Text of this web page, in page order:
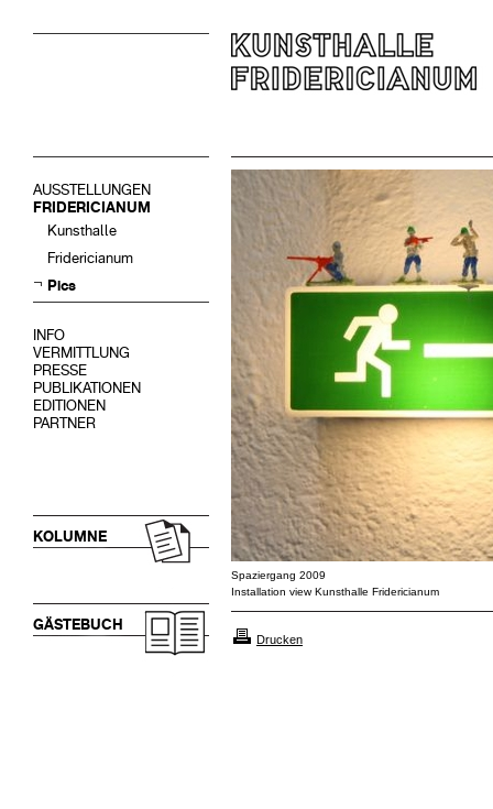
AUSSTELLUNGEN
FRIDERICIANUM
Kunsthalle
Fridericianum
Pics
INFO
VERMITTLUNG
PRESSE
PUBLIKATIONEN
EDITIONEN
PARTNER
KOLUMNE
GÄSTEBUCH
Spaziergang 2009
Installation view Kunsthalle Fridericianum
Drucken